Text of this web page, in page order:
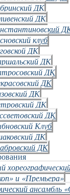
ДК
ДК
клуб
ДК
ДК
ДК
ДК
ДК
ДК
ДК
Клуб
ДК
ДК
и «Премьера»
ансамбль